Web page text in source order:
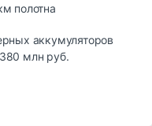
полотна
аккумуляторов
млн руб.